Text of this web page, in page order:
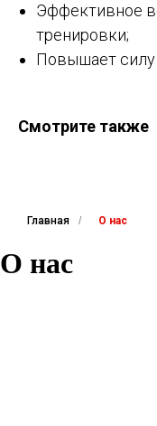
Эффективное
тренировки;
Повышает
Смотрите также
Главная / О нас
О нас